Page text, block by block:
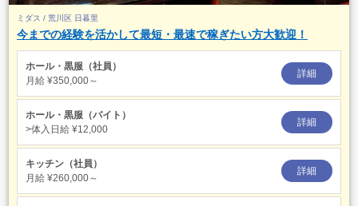
ミダス / 荒川区 日暮里
今までの経験を活かして最短・最速で稼ぎたい方大歓迎！
ホール・黒服（社員）
月給 ¥350,000～
詳細
ホール・黒服（バイト）
>体入日給 ¥12,000
詳細
キッチン（社員）
月給 ¥260,000～
詳細